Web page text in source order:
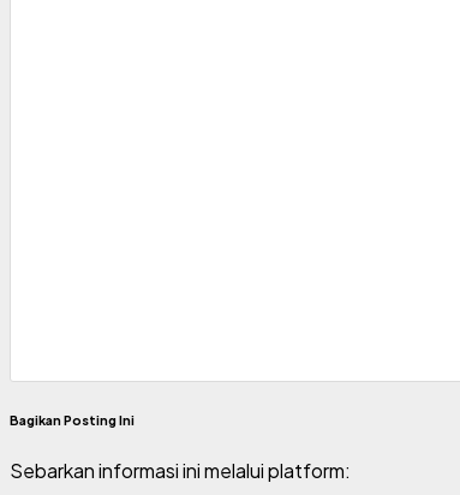
Bagikan Posting Ini
Sebarkan informasi ini melalui platform: